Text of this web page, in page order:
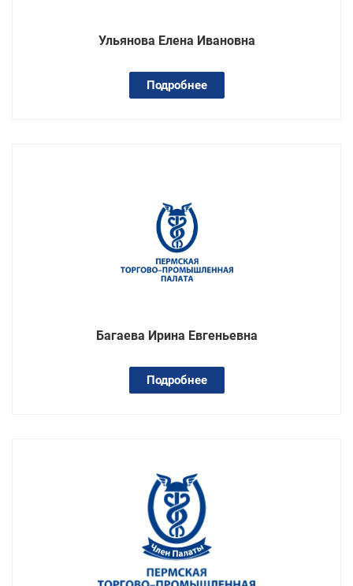
Ульянова Елена Ивановна
Подробнее
Багаева Ирина Евгеньевна
Подробнее